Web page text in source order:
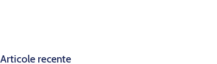
Articole recente